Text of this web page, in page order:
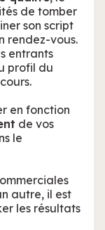
de tomber
son script
rendez-vous.
entrants
profil du
en fonction
de vos
le
autre, il est
les résultats